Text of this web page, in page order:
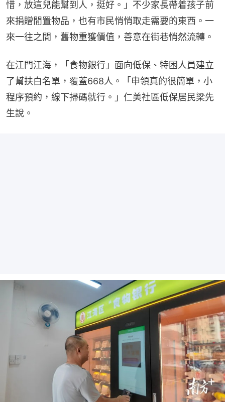
惜，放這兒能幫到人，挺好。」不少家長帶着孩子前
來捐贈閒置物品，也有市民悄悄取走需要的東西。一
來一往之間，舊物重獲價值，善意在街巷悄然流轉。
在江門江海，「食物銀行」面向低保、特困人員建立
了幫扶白名單，覆蓋668人。「申領真的很簡單，小
程序預約，線下掃碼就行。」仁美社區低保居民梁先
生說。